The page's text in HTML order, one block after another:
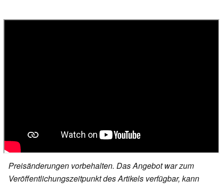
Preisänderungen vorbehalten. Das Angebot war zum
Veröffentlichungszeitpunkt des Artikels verfügbar, kann